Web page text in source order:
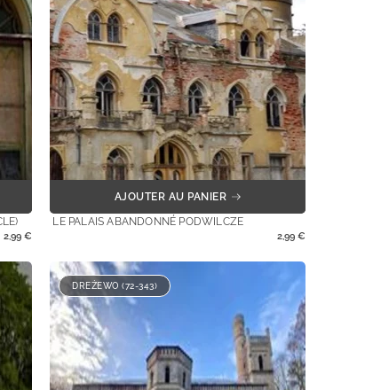
2,99€
AJOUTER AU PANIER
LE PALAIS ABANDONNÉ PODWILCZE
2,99 €
DREŻEWO (72-343)